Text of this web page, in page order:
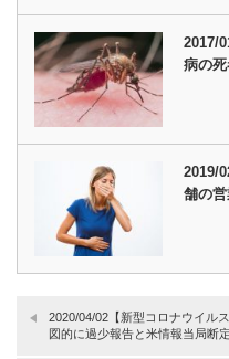
2017/
病の
2019/
舗の
2020/04/02【新型コロナウイル
図的に過少報告と米情報当局